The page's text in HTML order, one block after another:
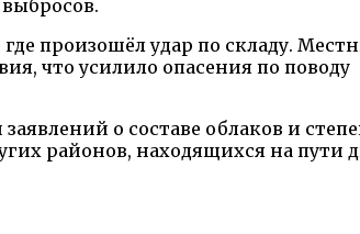
произошёл удар по складу.
что усилило опасения по поводу
о составе облаков и
районов, находящихся на пути